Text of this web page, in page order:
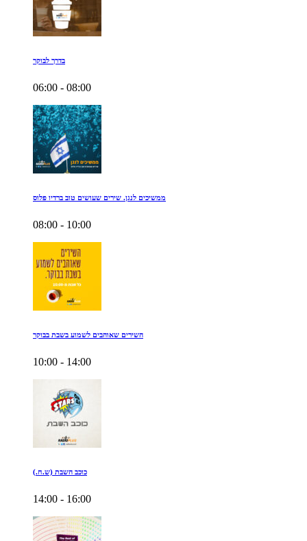
בדרך לבוקר
06:00 - 08:00
ממשיכים לנגן. שירים שעושים טוב ברדיו פלוס
08:00 - 10:00
השירים שאוהבים לשמוע בשבת בבוקר
10:00 - 14:00
כוכב השבת (ש.ח.)
14:00 - 16:00